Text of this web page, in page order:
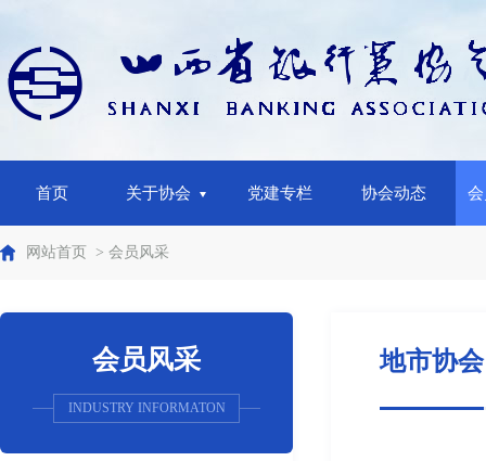
首页 关于协会 党建专栏 协会动态
网站首页 > 会员风采
会员风采
INDUSTRY INFORMATON
地市协会